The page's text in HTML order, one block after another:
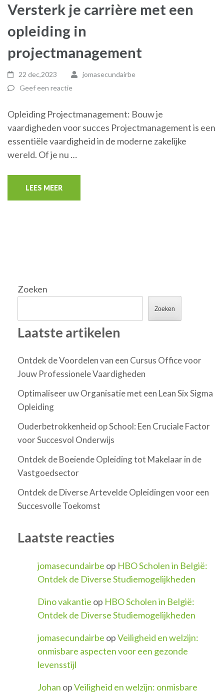
Versterk je carrière met een
opleiding in
projectmanagement
22 dec,2023
jomasecundairbe
Geef een reactie
Opleiding Projectmanagement: Bouw je
vaardigheden voor succes Projectmanagement is een
essentiële vaardigheid in de moderne zakelijke
wereld. Of je nu …
LEES MEER
Zoeken
Zoeken
Laatste artikelen
Ontdek de Voordelen van een Cursus Office voor
Jouw Professionele Vaardigheden
Optimaliseer uw Organisatie met een Lean Six Sigma
Opleiding
Ouderbetrokkenheid op School: Een Cruciale Factor
voor Succesvol Onderwijs
Ontdek de Boeiende Opleiding tot Makelaar in de
Vastgoedsector
Ontdek de Diverse Artevelde Opleidingen voor een
Succesvolle Toekomst
Laatste reacties
jomasecundairbe op HBO Scholen in België:
Ontdek de Diverse Studiemogelijkheden
Dino vakantie op HBO Scholen in België:
Ontdek de Diverse Studiemogelijkheden
jomasecundairbe opVeiligheid en welzijn:
onmisbare aspecten voor een gezonde
levensstijl
Johan opVeiligheid en welzijn: onmisbare